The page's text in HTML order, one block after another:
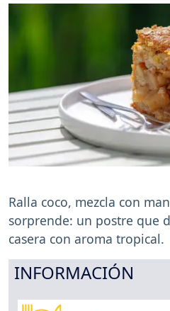
Ralla coco, mezcla con
sorprende: un postre que
casera con aroma tropical.
INFORMACIÓN